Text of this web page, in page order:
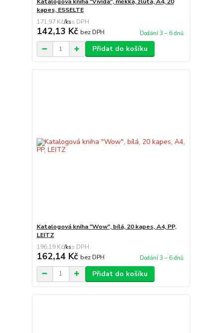
Katalogová kniha "Vivida", měkká, žlutá, A4, 20
kapes, ESSELTE
171,97 Kč/ks
142,13 Kč bez DPH Dodání 3 – 6 dnů
Přidat do košíku
Katalogová kniha "Wow", bílá, 20 kapes, A4, PP,
LEITZ
196,19 Kč/ks
162,14 Kč bez DPH Dodání 3 – 6 dnů
Přidat do košíku